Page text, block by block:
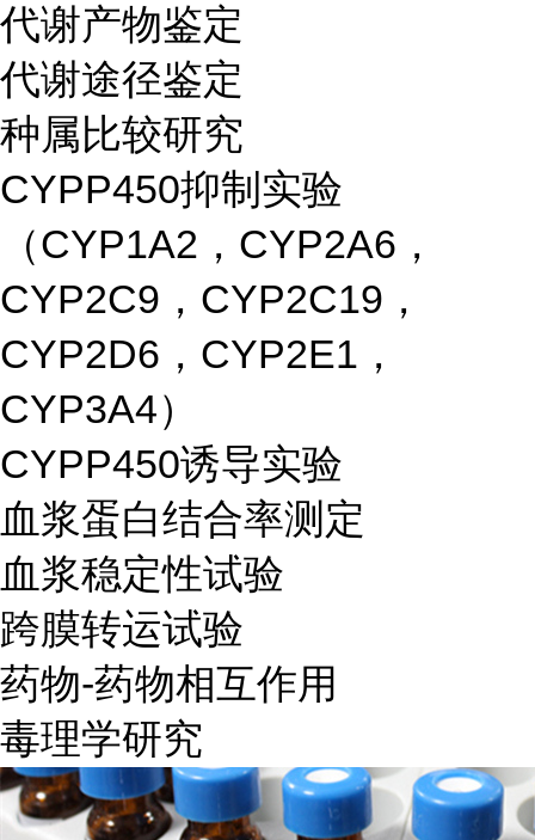
代谢产物鉴定
代谢途径鉴定
种属比较研究
CYPP450抑制实验
（CYP1A2，CYP2A6，
CYP2C9，CYP2C19，
CYP2D6，CYP2E1，
CYP3A4）
CYPP450诱导实验
血浆蛋白结合率测定
血浆稳定性试验
跨膜转运试验
药物-药物相互作用
毒理学研究